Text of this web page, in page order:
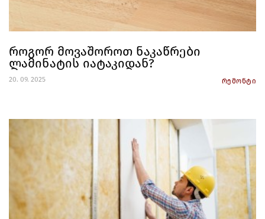
როგორ მოვაშოროთ ნაკაწრები
ლამინატის იატაკიდან?
20. 09. 2025 რემონტი